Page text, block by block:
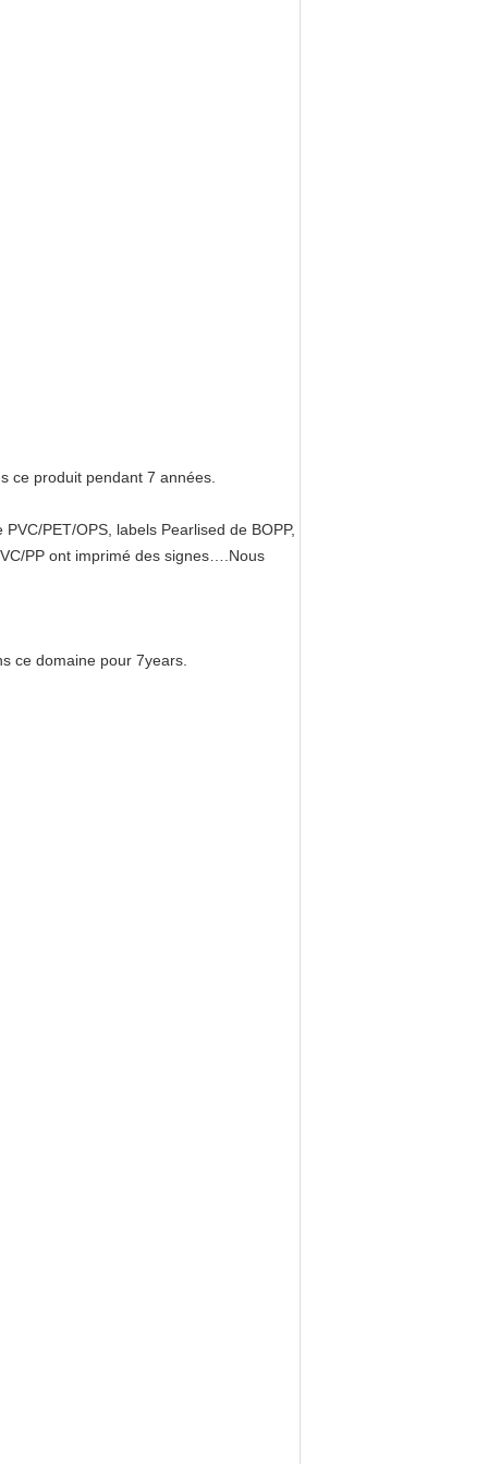
ce produit pendant 7 années.
PET/OPS, labels Pearlised de BOPP,
PP ont imprimé des signes….Nous
ce domaine pour 7years.